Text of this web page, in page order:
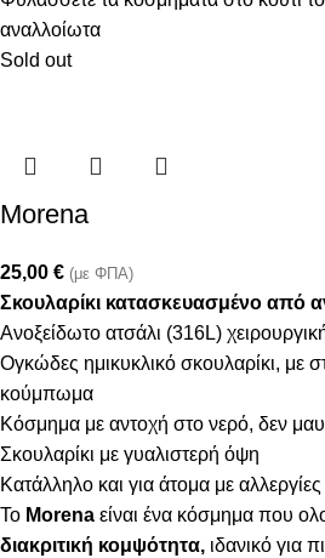
αναλλοίωτα
Sold out
Morena
25,00 € (με ΦΠΑ)
Σκουλαρίκι κατασκευασμένο από
Ανοξείδωτο ατσάλι (316L)
Ογκώδες ημικυκλικό σκουλαρίκι, με
κούμπωμα
Κόσμημα με αντοχή στο νερό, δεν
Σκουλαρίκι με γυαλιστερή όψη
Κατάλληλο και για άτομα με αλλεργίες
Το Morena είναι ένα κόσμημα που
διακριτική κομψότητα, ιδανικό για